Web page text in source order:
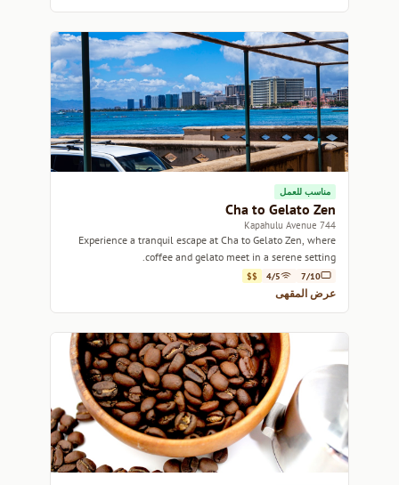
مناسب للعمل
Cha to Gelato Zen
744 Kapahulu Avenue
Experience a tranquil escape at Cha to Gelato Zen, where
coffee and gelato meet in a serene setting.
7/10
4/5
$$
عرض المقهى